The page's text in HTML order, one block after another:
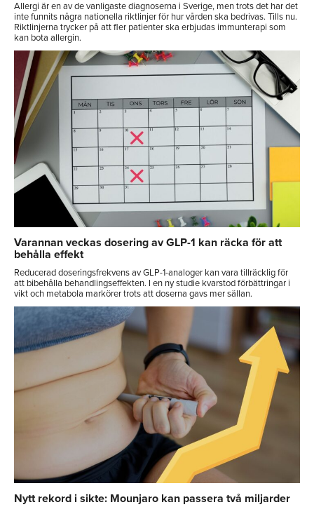
Allergi är en av de vanligaste diagnoserna i Sverige, men trots det har det
inte funnits några nationella riktlinjer för hur vården ska bedrivas. Tills nu.
Riktlinjerna trycker på att fler patienter ska erbjudas immunterapi som
kan bota allergin.
Varannan veckas dosering av GLP-1 kan räcka för att
behålla effekt
Reducerad doseringsfrekvens av GLP-1-analoger kan vara tillräcklig för
att bibehålla behandlingseffekten. I en ny studie kvarstod förbättringar i
vikt och metabola markörer trots att doserna gavs mer sällan.
Nytt rekord i sikte: Mounjaro kan passera två miljarder